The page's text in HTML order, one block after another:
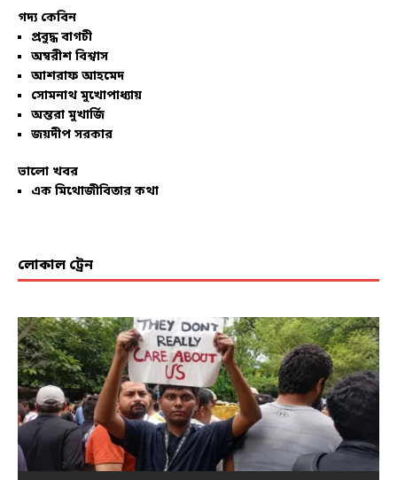
গদ্য কেবিন
প্রবুদ্ধ বাগচী
অম্বরীশ বিশ্বাস
আশরাফ আহমেদ
সোমনাথ মুখোপাধ্যায়
অন্তরা মুখার্জি
জয়দীপ সরকার
ভালো খবর
এক মিথোজীবিতার কথা
লোকাল ট্রেন